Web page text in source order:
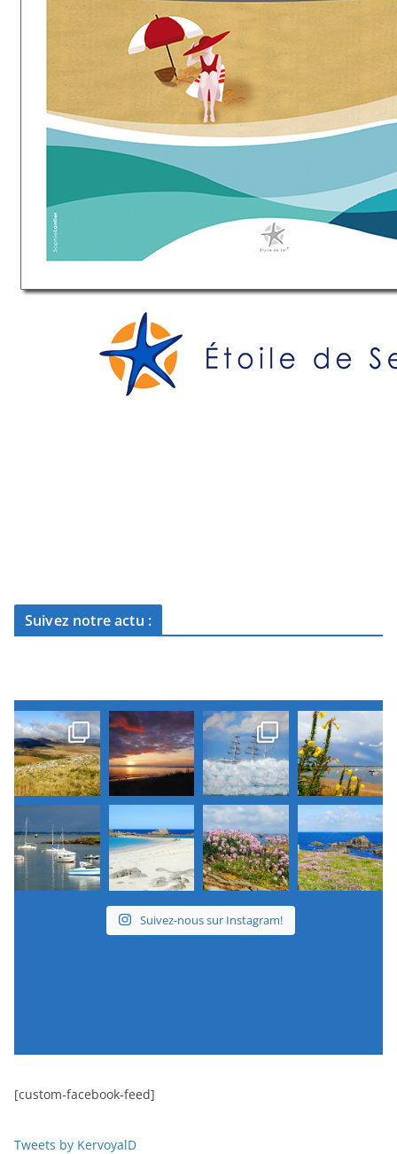
Suivez notre actu :
Suivez-nous sur Instagram!
[custom-facebook-feed]
Tweets by KervoyalD